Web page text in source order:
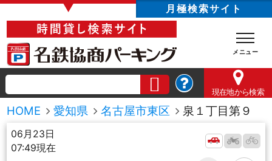
▼ 月極検索サイト
現在地から検索
HOME 愛知県 名古屋市東区 泉１丁目第９
06月23日
07:49現在